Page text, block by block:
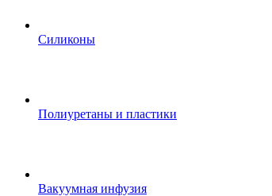
Силиконы
Полиуретаны и пластики
Вакуумная инфузия